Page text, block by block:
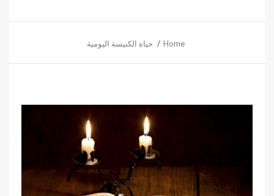
Home حياة الكنيسة اليومية